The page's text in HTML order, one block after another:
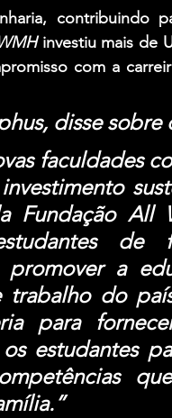
contribuindo
investiu mais de
com a
disse
faculdades
Fundação All
de
promover a
do
para
estudantes